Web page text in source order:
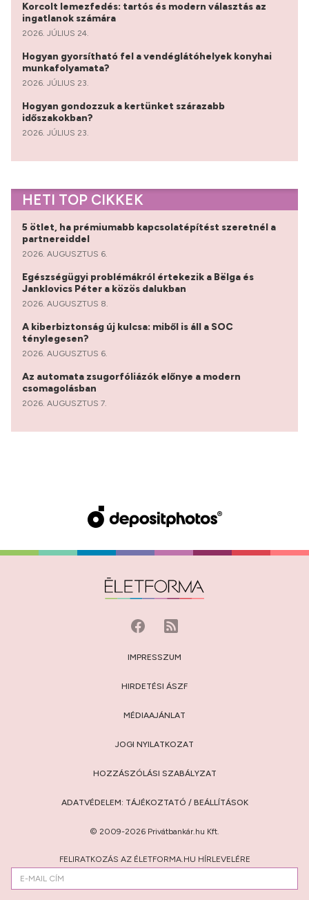
Korcolt lemezfedés: tartós és modern választás az
ingatlanok számára
2026. JÚLIUS 24.
Hogyan gyorsítható fel a vendéglátóhelyek konyhai
munkafolyamata?
2026. JÚLIUS 23.
Hogyan gondozzuk a kertünket szárazabb
időszakokban?
2026. JÚLIUS 23.
HETI TOP CIKKEK
5 ötlet, ha prémiumabb kapcsolatépítést szeretnél a
partnereiddel
2026. AUGUSZTUS 6.
Egészségügyi problémákról értekezik a Bëlga és
Janklovics Péter a közös dalukban
2026. AUGUSZTUS 8.
A kiberbiztonság új kulcsa: miből is áll a SOC
ténylegesen?
2026. AUGUSZTUS 6.
Az automata zsugorfóliázók előnye a modern
csomagolásban
2026. AUGUSZTUS 7.
IMPRESSZUM
HIRDETÉSI ÁSZF
MÉDIAAJÁNLAT
JOGI NYILATKOZAT
HOZZÁSZÓLÁSI SZABÁLYZAT
ADATVÉDELEM: TÁJÉKOZTATÓ / BEÁLLÍTÁSOK
© 2009-2026 Privátbankár.hu Kft.
FELIRATKOZÁS AZ ÉLETFORMA.HU HÍRLEVELÉRE